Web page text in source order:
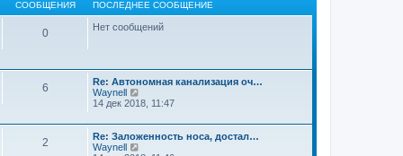
СООБЩЕНИЯ ПОСЛЕДНЕЕ СООБЩЕНИЕ
0 Нет сообщений
6
Re: Автономная канализация оч…
Waynell
е
е
й
14 дек 2018, 11:47
2
Re: Заложенность носа, достал…
Waynell